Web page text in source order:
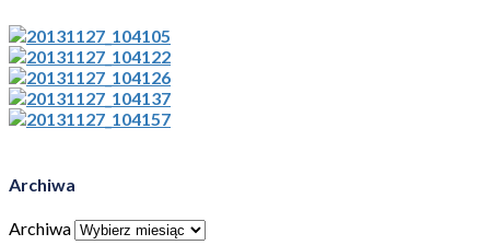
Archiwa
Archiwa